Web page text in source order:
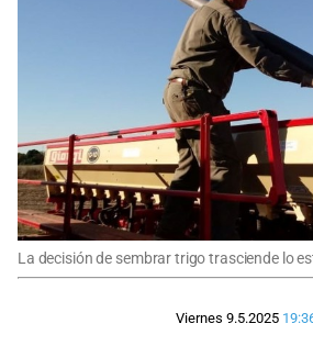
La decisión de sembrar trigo trasciende lo
Viernes 9.5.2025